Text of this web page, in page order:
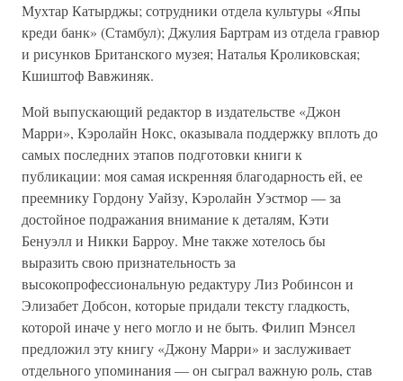
Мухтар Катырджы; сотрудники отдела культуры «Япы
креди банк» (Стамбул); Джулия Бартрам из отдела гравюр
и рисунков Британского музея; Наталья Кроликовская;
Кшиштоф Вавжиняк.
Мой выпускающий редактор в издательстве «Джон
Марри», Кэролайн Нокс, оказывала поддержку вплоть до
самых последних этапов подготовки книги к
публикации: моя самая искренняя благодарность ей, ее
преемнику Гордону Уайзу, Кэролайн Уэстмор — за
достойное подражания внимание к деталям, Кэти
Бенуэлл и Никки Барроу. Мне также хотелось бы
выразить свою признательность за
высокопрофессиональную редактуру Лиз Робинсон и
Элизабет Добсон, которые придали тексту гладкость,
которой иначе у него могло и не быть. Филип Мэнсел
предложил эту книгу «Джону Марри» и заслуживает
отдельного упоминания — он сыграл важную роль, став